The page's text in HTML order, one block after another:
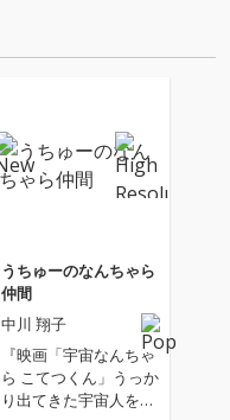
うちゅーのなんちゃら
仲間
中川 翔子
『映画「宇宙なんちゃ
ら こてつくん」うっか
り出てきた宇宙人を探